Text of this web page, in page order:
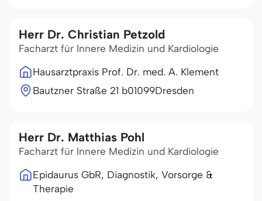
Herr Dr. Christian Petzold
Facharzt für Innere Medizin und Kardiologie
Hausarztpraxis Prof. Dr. med. A. Klement
Bautzner Straße 21 b01099Dresden
Herr Dr. Matthias Pohl
Facharzt für Innere Medizin und Kardiologie
Epidaurus GbR, Diagnostik, Vorsorge &
Therapie